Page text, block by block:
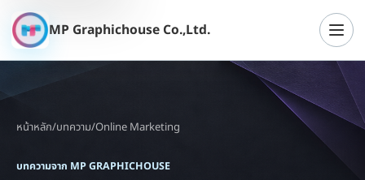
MP Graphichouse Co.,Ltd.
เปิด
หน้าหลัก/บทความ/Online Marketing
บทความจาก MP GRAPHICHOUSE